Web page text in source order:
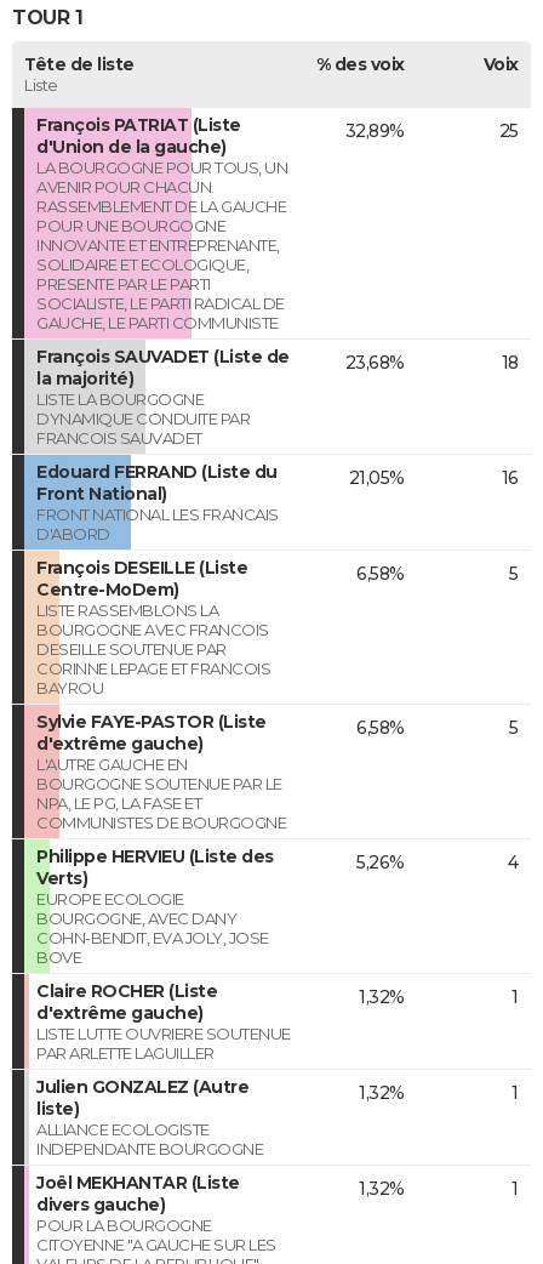
TOUR 1
Tête de liste
Liste
% des voix Voix
François PATRIAT (Liste
d'Union de la gauche)
LA BOURGOGNE POUR TOUS, UN
AVENIR POUR CHACUN.
RASSEMBLEMENT DE LA GAUCHE
POUR UNE BOURGOGNE
INNOVANTE ET ENTREPRENANTE,
SOLIDAIRE ET ECOLOGIQUE,
PRESENTE PAR LE PARTI
SOCIALISTE, LE PARTI RADICAL DE
GAUCHE, LE PARTI COMMUNISTE
32,89% 25
François SAUVADET (Liste de
la majorité)
LISTE LA BOURGOGNE
DYNAMIQUE CONDUITE PAR
FRANCOIS SAUVADET
23,68% 18
Edouard FERRAND (Liste du
Front National)
FRONT NATIONAL LES FRANCAIS
D'ABORD
21,05% 16
François DESEILLE (Liste
Centre-MoDem)
LISTE RASSEMBLONS LA
BOURGOGNE AVEC FRANCOIS
DESEILLE SOUTENUE PAR
CORINNE LEPAGE ET FRANCOIS
BAYROU
6,58% 5
Sylvie FAYE-PASTOR (Liste
d'extrême gauche)
L'AUTRE GAUCHE EN
BOURGOGNE SOUTENUE PAR LE
NPA, LE PG, LA FASE ET
COMMUNISTES DE BOURGOGNE
6,58% 5
Philippe HERVIEU (Liste des
Verts)
EUROPE ECOLOGIE
BOURGOGNE, AVEC DANY
COHN-BENDIT, EVA JOLY, JOSE
BOVE
5,26% 4
Claire ROCHER (Liste
d'extrême gauche)
LISTE LUTTE OUVRIERE SOUTENUE
PAR ARLETTE LAGUILLER
1,32% 1
Julien GONZALEZ (Autre
liste)
ALLIANCE ECOLOGISTE
INDEPENDANTE BOURGOGNE
1,32% 1
Joël MEKHANTAR (Liste
divers gauche)
POUR LA BOURGOGNE
CITOYENNE "A GAUCHE SUR LES
1,32% 1